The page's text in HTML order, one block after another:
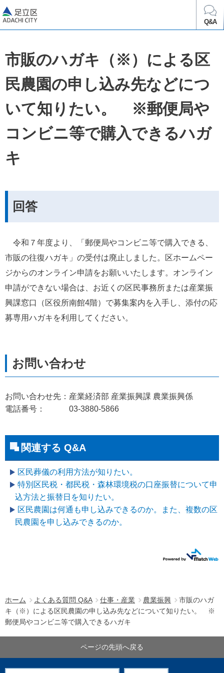
Q&A
ホーム よくある質問 Q&A 仕事・産業 農業振興
市販のハガ
キ（※）による区民農園の申し込み先などについて知りたい。 ※
郵便局やコンビニ等で購入できるハガキ
市販のハガキ（※）による区
民農園の申し込み先などにつ
いて知りたい。 ※郵便局や
コンビニ等で購入できるハガ
キ
回答
令和７年度より、「郵便局やコンビニ等で購入できる、
市販の往復ハガキ」の受付は廃止しました。区ホームペー
ジからのオンライン申請をお願いいたします。オンライン
申請ができない場合は、お近くの区民事務所または産業振
興課窓口（区役所南館4階）で募集案内を入手し、添付の応
募専用ハガキを利用してください。
お問い合わせ先：産業経済部 産業振興課 農業振興係
電話番号： 03-3880-5866
関連する Q&A
区民葬儀の利用方法が知りたい。
特別区民税・都民税・森林環境税の口座振替について申
込方法と振替日を知りたい。
区民農園は何通も申し込みできるのか。また、複数の区
民農園を申し込みできるのか。
ページの先頭へ戻る